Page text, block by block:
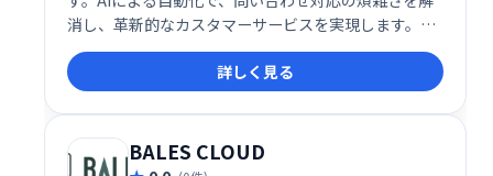
消し、革新的なカスタマーサービスを実現します。従
来の手作業やシステムでは実現できなかった効率化
と、顧客満足度の向上に貢献します。
詳しく見る
BALES CLOUD